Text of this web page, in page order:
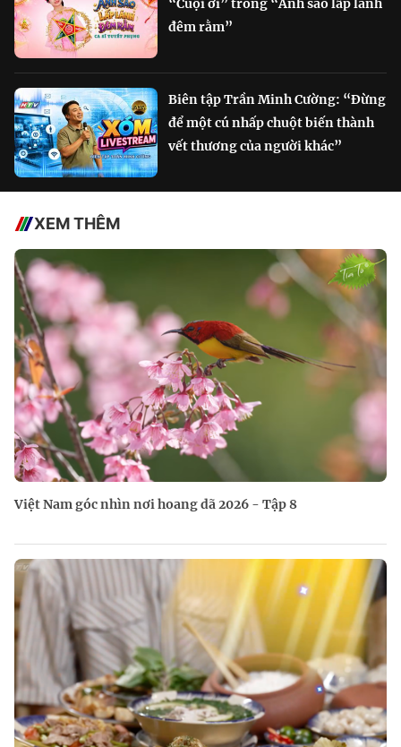
“Cuội ơi” trong “Ánh sao lấp lánh
đêm rằm”
Biên tập Trần Minh Cường: “Đừng
để một cú nhấp chuột biến thành
vết thương của người khác”
XEM THÊM
Việt Nam góc nhìn nơi hoang dã 2026 - Tập 8